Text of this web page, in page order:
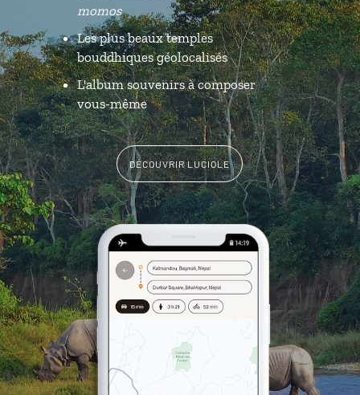
momos
Les plus beaux temples
bouddhiques géolocalisés
L'album souvenirs à composer
vous-même
DÉCOUVRIR LUCIOLE